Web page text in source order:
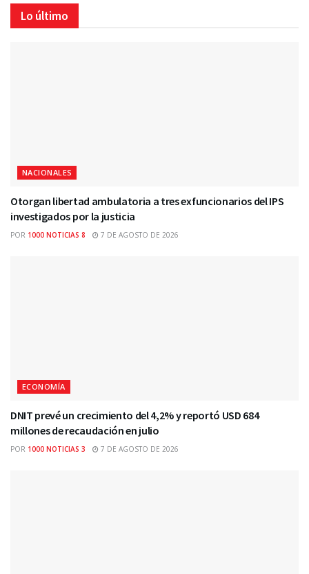
Lo último
NACIONALES
Otorgan libertad ambulatoria a tres exfuncionarios del IPS
investigados por la justicia
POR 1000 NOTICIAS 8 7 DE AGOSTO DE 2026
ECONOMÍA
DNIT prevé un crecimiento del 4,2% y reportó USD 684
millones de recaudación en julio
POR 1000 NOTICIAS 3 7 DE AGOSTO DE 2026